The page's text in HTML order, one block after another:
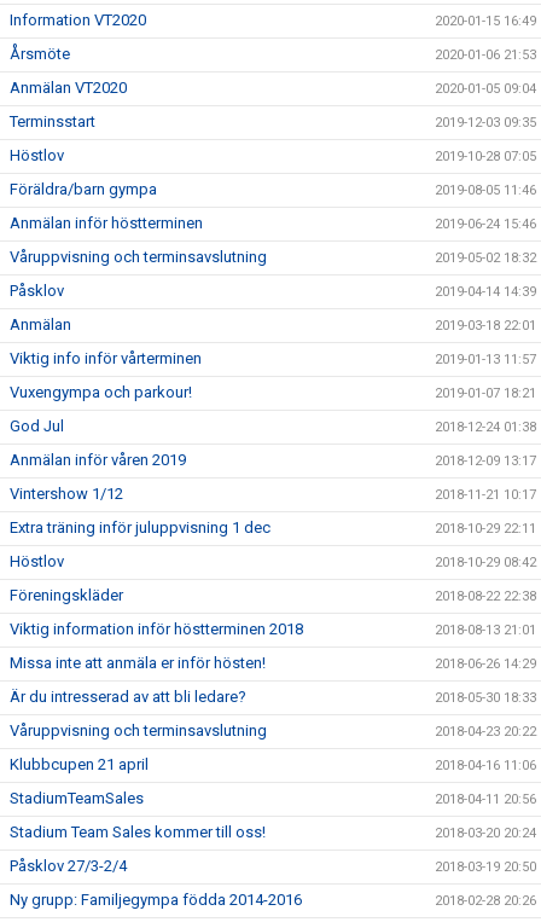
Information VT2020 2020-01-15 16:49
Årsmöte 2020-01-06 21:53
Anmälan VT2020 2020-01-05 09:04
Terminsstart 2019-12-03 09:35
Höstlov 2019-10-28 07:05
Föräldra/barn gympa 2019-08-05 11:46
Anmälan inför höstterminen 2019-06-24 15:46
Våruppvisning och terminsavslutning 2019-05-02 18:32
Påsklov 2019-04-14 14:39
Anmälan 2019-03-18 22:01
Viktig info inför vårterminen 2019-01-13 11:57
Vuxengympa och parkour! 2019-01-07 18:21
God Jul 2018-12-24 01:38
Anmälan inför våren 2019 2018-12-09 13:17
Vintershow 1/12 2018-11-21 10:17
Extra träning inför juluppvisning 1 dec 2018-10-29 22:11
Höstlov 2018-10-29 08:42
Föreningskläder 2018-08-22 22:38
Viktig information inför höstterminen 2018 2018-08-13 21:01
Missa inte att anmäla er inför hösten! 2018-06-26 14:29
Är du intresserad av att bli ledare? 2018-05-30 18:33
Våruppvisning och terminsavslutning 2018-04-23 20:22
Klubbcupen 21 april 2018-04-16 11:06
StadiumTeamSales 2018-04-11 20:56
Stadium Team Sales kommer till oss! 2018-03-20 20:24
Påsklov 27/3-2/4 2018-03-19 20:50
Ny grupp: Familjegympa födda 2014-2016 2018-02-28 20:26